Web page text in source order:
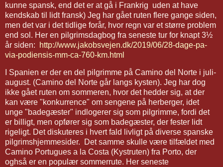
kunne spansk, end det er at gå i Frankrig uden at have
kendskab til lidt fransk) Jeg har gået ruten flere gange siden,
men det var i det tidlige forår, hvor regn var et større problem
end sol. Her en pilgrimsdagbog fra seneste tur for knapt 3½
år siden:
http://www.jakobsvejen.dk/2019/06/28-dage-pa-
via-podiensis-mm-ca-760-km.html
I Spanien er der en del pilgrimme på Camino del Norte i juli-
august. (Camino del Norte går langs kysten). Jeg har dog
ikke gået ruten om sommeren, hvor det hedder sig, at der
kan være "konkurrence" om sengene på herberger, idet
unge "badegæster" indlogerer sig som pilgrimme, fordi det
er billigt, men opfører sig som badegæster, der fester lidt
rigeligt. Det diskuteres i hvert fald livligt på diverse spanske
pilgrimshjemmesider. Det samme skulle være tilfældet med
Camino Portugues a la Costa (Kystruten) fra Porto, der
oghså er en populær sommerrute. Her seneste